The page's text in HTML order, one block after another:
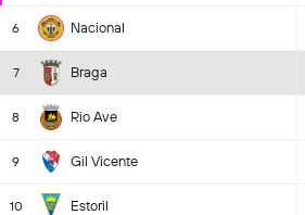
6 Nacional
7 Braga
8 Rio Ave
9 Gil Vicente
10 Estoril